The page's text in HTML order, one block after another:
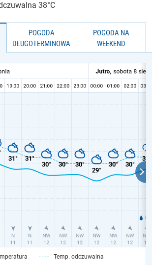
38°C
POGODA
DŁUGOTERMINOWA
POGODA NA
WEEKEND
Temp. odczuwalna